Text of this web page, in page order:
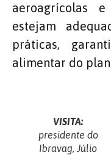
aeroagrícolas
estejam
práticas,
alimentar do
VISITA:
presidente do
Ibravag, Júlio